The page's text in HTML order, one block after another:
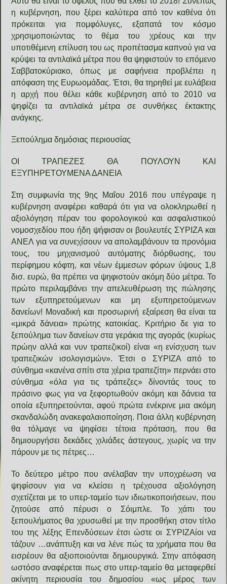
η κυβέρνηση, που ξέρει καλύτερα από τον καθένα ότι
πρόκειται για πομφόλυγες, εξαπατά τον κόσμο
χρησιμοποιώντας το θέμα του χρέους και την
υποτιθέμενη επίλυση του ως προπέτασμα καπνού για να
κρύψει τα αντιλαϊκά μέτρα που θα ψηφιστούν το επόμενο
Σαββατοκύριακο, όπως με σαφήνεια προβλέπει η
απόφαση της Ευρωομάδας. Έτσι, θα τηρηθεί με ευλάβεια
η αρχή που θέλει κάθε κυβέρνηση από το 2010 να
ψηφίζει τα αντιλαϊκά μέτρα σε συνθήκες έκτακτης
ανάγκης.
Ξεπούλημα δημόσιας περιουσίας
ΟΙ ΤΡΑΠΕΖΕΣ ΘΑ ΠΟΥΛΟΥΝ ΚΑΙ
ΕΞΥΠΗΡΕΤΟΥΜΕΝΑ ΔΑΝΕΙΑ
Στη συμφωνία της 9ης Μαΐου 2016 που υπέγραψε η
κυβέρνηση αναφέρει καθαρά ότι για να ολοκληρωθεί η
αξιολόγηση πέραν του φορολογικού και ασφαλιστικού
νομοσχεδίου που ήδη ψήφισαν οι βουλευτές ΣΥΡΙΖΑ και
ΑΝΕΛ για να συνεχίσουν να απολαμβάνουν τα προνόμια
τους, του μηχανισμού αυτόματης διόρθωσης, του
περίφημου κόφτη, και νέων έμμεσων φόρων ύψους 1,8
δισ. ευρώ, θα πρέπει να ψηφιστούν ακόμη δύο μέτρα. Το
πρώτο περιλαμβάνει την απελευθέρωση της πώλησης
των εξυπηρετούμενων και μη εξυπηρετούμενων
δανείων! Μοναδική και προσωρινή εξαίρεση θα είναι τα
«μικρά δάνεια» πρώτης κατοικίας. Κριτήριο δε για το
ξεπούλημα των δανείων στα γεράκια της αγοράς (κυρίως
πρώην αλλά και νυν τραπεζικοί) είναι «η ενίσχυση των
τραπεζικών ισολογισμών». Έτσι ο ΣΥΡΙΖΑ από το
σύνθημα «κανένα σπίτι στα χέρια τραπεζίτη» περνάει στο
σύνθημα «όλα για τις τράπεζες» δίνοντάς τους το
πράσινο φως για να ξεφορτωθούν ακόμη και δάνεια τα
οποία εξυπηρετούνται, αφού πρώτα ενέκρινε μια ακόμη
σκανδαλώδη ανακεφαλαιοποίηση. Ποια άλλη κυβέρνηση
θα τόλμαγε να ψηφίσει τέτοια πρόταση, που θα
δημιουργήσει δεκάδες χιλιάδες άστεγους, χωρίς να την
πάρουν με τις πέτρες…
Το δεύτερο μέτρο που ανέλαβαν την υποχρέωση να
ψηφίσουν για να κλείσει η τρέχουσα αξιολόγηση
σχετίζεται με το υπερ-ταμείο των ιδιωτικοποιήσεων, που
ζητούσε από πέρυσι ο Σόιμπλε. Το χάπι του
ξεπουλήματος θα χρυσωθεί με την προσθήκη στον τίτλο
του της λέξης Επενδύσεων έτσι ώστε οι ΣΥΡΙΖΑίοι να
τάζουν …ανάπτυξη και να λένε πώς τα χρήματα που θα
εισρέουν θα αξιοποιούνται δημιουργικά. Στην απόφαση
ωστόσο αναφέρεται πως στο υπερ-ταμείο θα μεταφερθεί
ακίνητη περιουσία του δημοσίου «ως μέρος των